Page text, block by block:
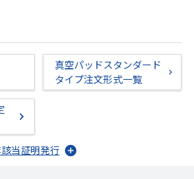
真空パッドスタンダード
タイプ注文形式一覧
当証明発行